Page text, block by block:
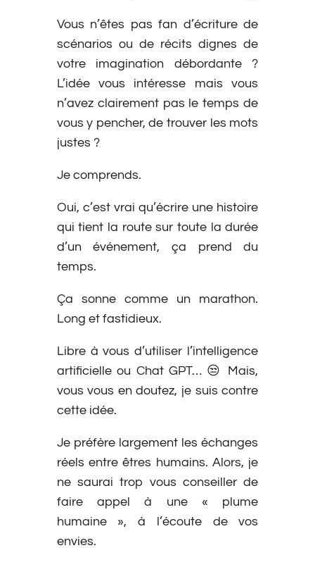
Vous n’êtes pas fan d’écriture de
scénarios ou de récits dignes de
votre imagination débordante ?
L’idée vous intéresse mais vous
n’avez clairement pas le temps de
vous y pencher, de trouver les mots
justes ?
Je comprends.
Oui, c’est vrai qu’écrire une histoire
qui tient la route sur toute la durée
d’un événement, ça prend du
temps.
Ça sonne comme un marathon.
Long et fastidieux.
Libre à vous d’utiliser l’intelligence
artificielle ou Chat GPT… 😒 Mais,
vous vous en doutez, je suis contre
cette idée.
Je préfère largement les échanges
réels entre êtres humains. Alors, je
ne saurai trop vous conseiller de
faire appel à une « plume
humaine », à l’écoute de vos
envies.